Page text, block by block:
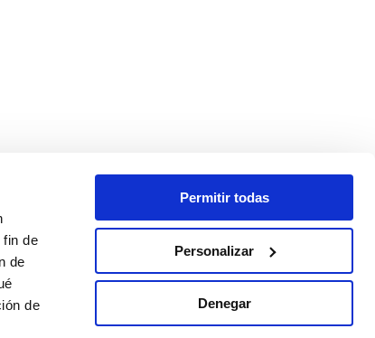
de
de
de
Permitir todas
Personalizar
Denegar